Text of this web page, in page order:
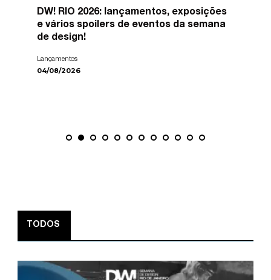
DW! RIO 2026: lançamentos, exposições
e vários spoilers de eventos da semana
de design!
Lançamentos
04/08/2026
TODOS